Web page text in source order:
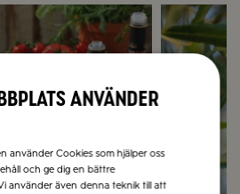
Olivolja
använder
använder Cookies som hjälper oss
och ge dig en bättre
använder även denna teknik till att